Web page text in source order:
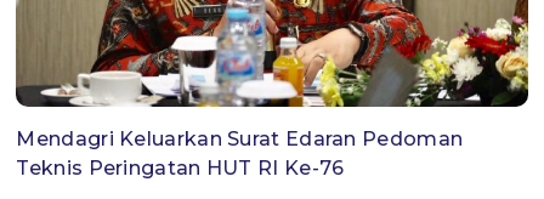
Mendagri Keluarkan Surat Edaran Pedoman
Teknis Peringatan HUT RI Ke-76